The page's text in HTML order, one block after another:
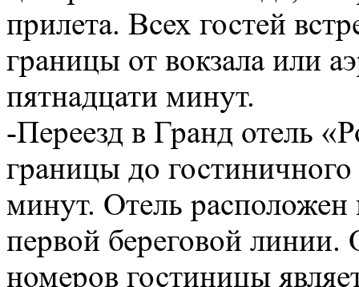
прилета. Всех гостей
границы от вокзала или
пятнадцати минут.
-Переезд в Гранд отель
границы до
минут. Отель расположен
первой береговой линии.
номеров гостиницы